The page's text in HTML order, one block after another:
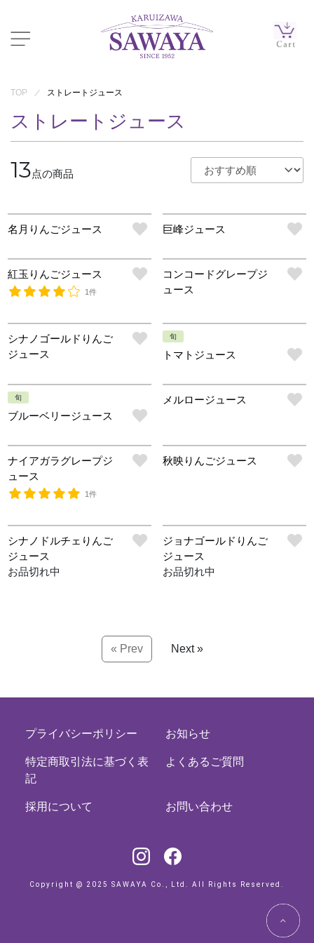
TOP ストレートジュース
ストレートジュース
13点の商品
名月りんごジュース 巨峰ジュース
紅玉りんごジュース
1件
コンコードグレープジ
ュース
シナノゴールドりんご
ジュース
旬
トマトジュース
旬
ブルーベリージュース
メルロージュース
ナイアガラグレープジ
ュース
1件
秋映りんごジュース
シナノドルチェりんご
ジュース
お品切れ中
ジョナゴールドりんご
ジュース
お品切れ中
« Prev Next »
プライバシーポリシー お知らせ
特定商取引法に基づく表
記
よくあるご質問
採用について お問い合わせ
Copyright @ 2025 SAWAYA Co., Ltd. All Rights Reserved.